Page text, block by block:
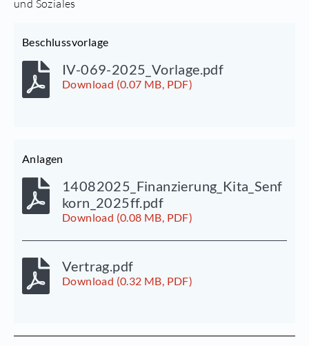
und Soziales
Beschlussvorlage
IV-069-2025_Vorlage.pdf
Download (0.07 MB, PDF)
Anlagen
14082025_Finanzierung_Kita_Senf
korn_2025ff.pdf
Download (0.08 MB, PDF)
Vertrag.pdf
Download (0.32 MB, PDF)